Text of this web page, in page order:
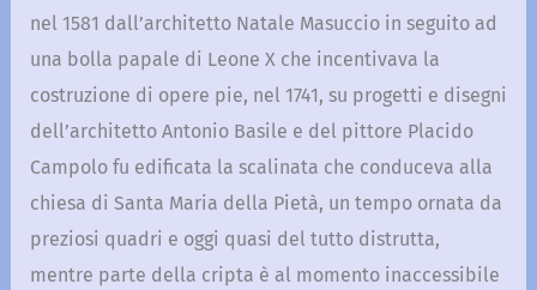
nel 1581 dall’architetto Natale Masuccio in seguito ad
una bolla papale di Leone X che incentivava la
costruzione di opere pie, nel 1741, su progetti e disegni
dell’architetto Antonio Basile e del pittore Placido
Campolo fu edificata la scalinata che conduceva alla
chiesa di Santa Maria della Pietà, un tempo ornata da
preziosi quadri e oggi quasi del tutto distrutta,
mentre parte della cripta è al momento inaccessibile